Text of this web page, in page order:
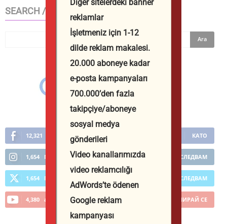
SEARCH / ТЪРСИ В САЙТА
12,321 КАТО
1,654 Последователи ПОСЛЕДВАМ
1,654 Последователи ПОСЛЕДВАМ
4,380 абонати АБОНИРАЙ СЕ
Diğer sitelerdeki banner
reklamlar
İşletmeniz için 1-12
dilde reklam makalesi.
20.000 aboneye kadar
e-posta kampanyaları
700.000’den fazla
takipçiye/aboneye
sosyal medya
gönderileri
Video kanallarımızda
video reklamcılığı
AdWords’te ödenen
Google reklam
kampanyası